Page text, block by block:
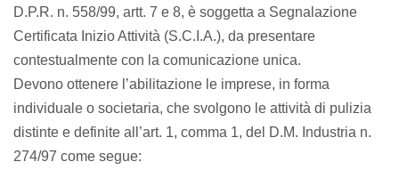
D.P.R. n. 558/99, artt. 7 e 8, è soggetta a Segnalazione
Certificata Inizio Attività (S.C.I.A.), da presentare
contestualmente con la comunicazione unica.
Devono ottenere l’abilitazione le imprese, in forma
individuale o societaria, che svolgono le attività di pulizia
distinte e definite all’art. 1, comma 1, del D.M. Industria n.
274/97 come segue: